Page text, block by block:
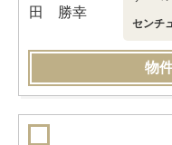
センチ
物